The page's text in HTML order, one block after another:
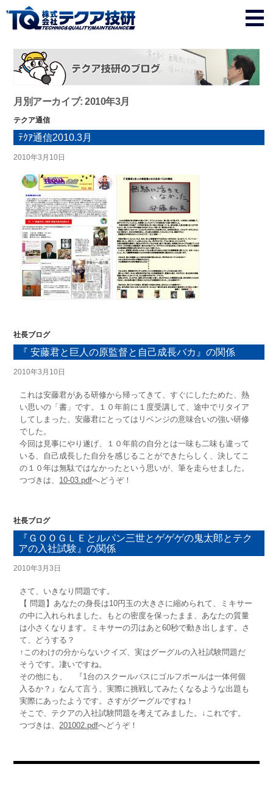
月別アーカイブ: 2010年3月
テクア通信
ﾃｸｱ通信2010.3月
2010年3月10日
社長ブログ
『 安藤君と巨人の原監督と自己成長バカ』の関係
2010年3月10日
これは安藤君がある研修から帰ってきて、すぐにしたためた、熱
い思いの「書」です。１０年前に１度受講して、途中でリタイア
してしまった、安藤君にとってはリベンジの意味合いの強い研修
でした。
今回は見事にやり遂げ、１０年前の自分とは一味も二味も違って
いる、自己成長した自分を感じることができたらしく、決してこ
の１０年は無駄ではなかったという思いが、筆を走らせました。
つづきは、 10-03.pdfへどうぞ！
社長ブログ
『ＧＯＯＧＬＥとルパン三世とゲゲゲの鬼太郎とテク
アの入社試験』の関係
2010年3月3日
さて、いきなり問題です。
【 問題】あなたの身長は10円玉の大きさに縮められて、ミキサー
の中に入れられました。もとの密度を保ったまま、あなたの質量
は小さくなります。ミキサーの刃はあと60秒で動き出します。さ
て、どうする？
↑このわけの分からないクイズ、実はグーグルの入社試験問題だ
そうです。凄いですね。
その他にも、 『1台のスクールバスにゴルフボールは一体何個
入るか？』なんて言う、実際に挑戦してみたくなるような出題も
実際にあったようです。さすがグーグルですね！
そこで、テクアの入社試験問題を考えてみました。↓これです。
つづきは、 201002.pdfへどうぞ！